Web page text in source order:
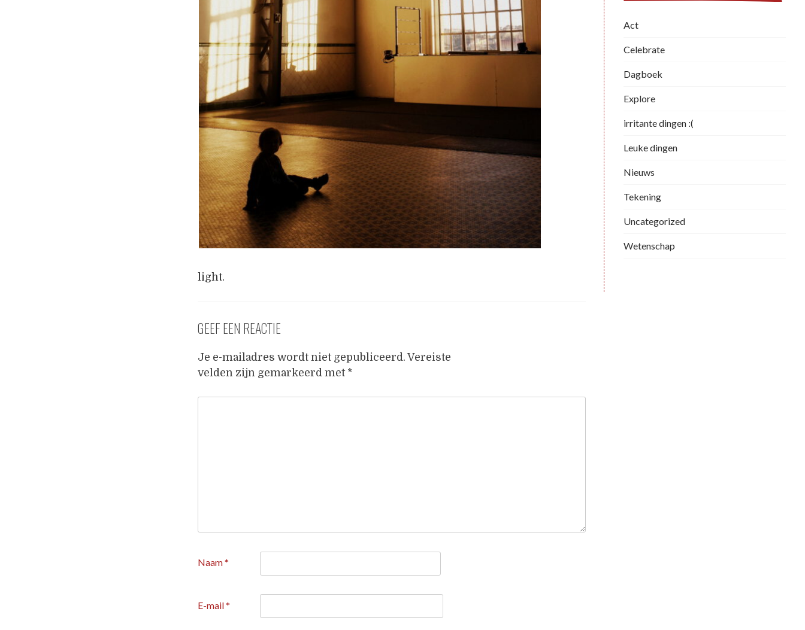
light.
GEEF EEN REACTIE
Je e-mailadres wordt niet gepubliceerd. Vereiste
velden zijn gemarkeerd met *
Naam*
E-mail*
Act
Celebrate
Dagboek
Explore
irritante dingen :(
Leuke dingen
Nieuws
Tekening
Uncategorized
Wetenschap